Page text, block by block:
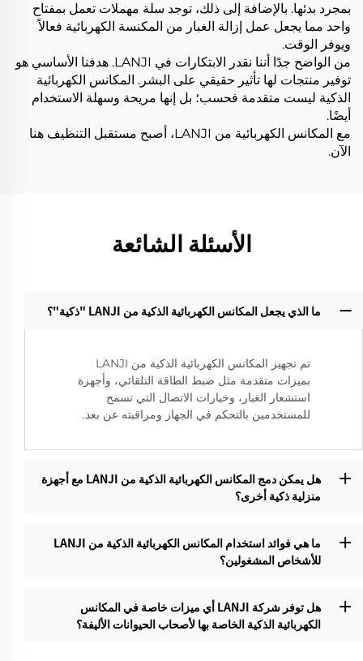
بمجرد بدئها. بالإضافة إلى ذلك، توجد سلة مهملات تعمل بمفتاح
واحد مما يجعل عمل إزالة الغبار من المكنسة الكهربائية فعالاً
ويوفر الوقت.
من الواضح جدًا أننا نقدر الابتكارات في LANJI. هدفنا الأساسي هو
توفير منتجات لها تأثير حقيقي على البشر. المكانس الكهربائية
الذكية ليست متقدمة فحسب؛ بل إنها مريحة وسهلة الاستخدام
أيضًا.
مع المكانس الكهربائية من LANJI، أصبح مستقبل التنظيف هنا
الآن.
الأسئلة الشائعة
ما الذي يجعل المكانس الكهربائية الذكية من LANJI "ذكية"؟‌
تم تجهيز المكانس الكهربائية الذكية من LANJI
بميزات متقدمة مثل ضبط الطاقة التلقائي، وأجهزة
استشعار الغبار، وخيارات الاتصال التي تسمح
للمستخدمين بالتحكم في الجهاز ومراقبته عن بعد.
هل يمكن دمج المكانس الكهربائية الذكية من LANJI مع أجهزة
منزلية ذكية أخرى؟
ما هي فوائد استخدام المكانس الكهربائية الذكية من LANJI
للأشخاص المشغولين؟‌
هل توفر شركة LANJI أي ميزات خاصة في المكانس
الكهربائية الذكية الخاصة بها لأصحاب الحيوانات الأليفة؟